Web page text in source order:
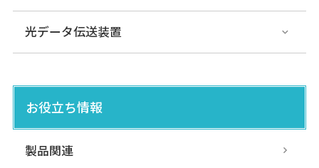
光データ伝送装置
お役立ち情報
製品関連